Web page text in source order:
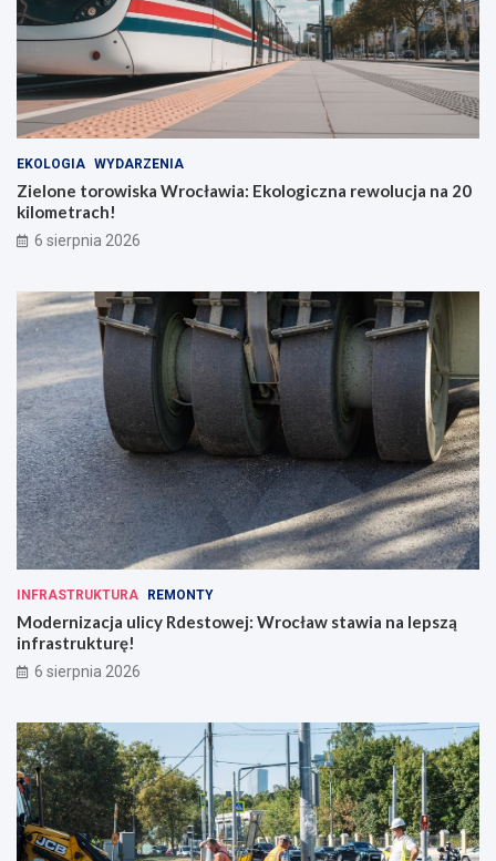
EKOLOGIA WYDARZENIA
Zielone torowiska Wrocławia: Ekologiczna rewolucja na 20
kilometrach!
6 sierpnia 2026
INFRASTRUKTURA REMONTY
Modernizacja ulicy Rdestowej: Wrocław stawia na lepszą
infrastrukturę!
6 sierpnia 2026